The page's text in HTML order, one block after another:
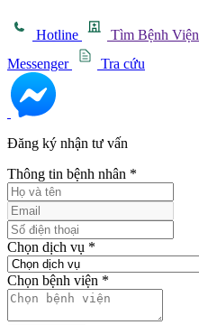
Hotline Tìm Bệnh Viện
Messenger
Tra cứu
Đăng ký nhận tư vấn
Thông tin bệnh nhân *
Chọn dịch vụ *
Chọn bệnh viện *